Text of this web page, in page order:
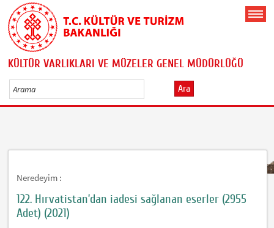
KÜLTÜR VARLIKLARI VE MÜZELER GENEL MÜDÜRLÜĞÜ
Ara
Neredeyim :
122. Hırvatistan’dan iadesi sağlanan eserler (2955
Adet) (2021)